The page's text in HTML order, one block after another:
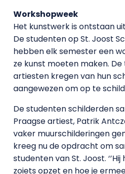
Workshopweek
Het kunstwerk is ontstaan
De studenten op St. Joost
hebben elk semester een
ze kunst moeten maken.
artiesten kregen van hun
aangewezen om op te
De studenten schilderden
Praagse artiest, Patrik
vaker muurschilderingen
kreeg nu de opdracht om
studenten van St. Joost.
zoiets opzet en hoe je